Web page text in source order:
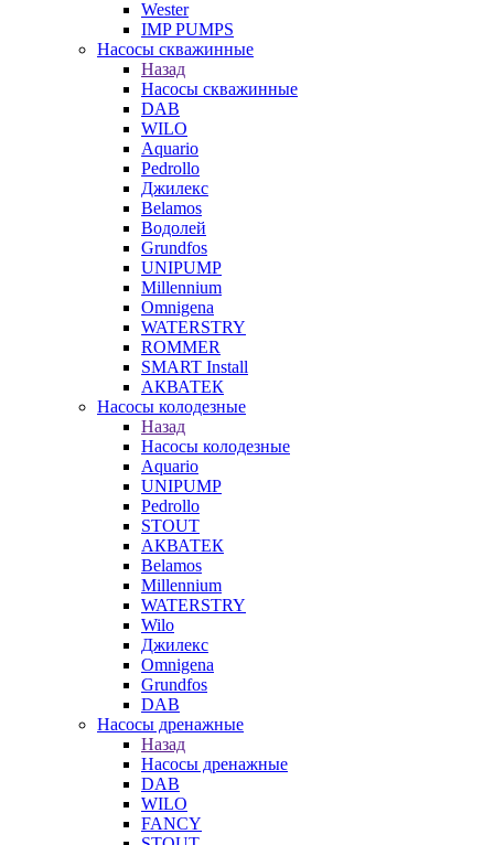
Wester
IMP PUMPS
Насосы скважинные
Назад
Насосы скважинные
DAB
WILO
Aquario
Pedrollo
Джилекс
Belamos
Водолей
Grundfos
UNIPUMP
Millennium
Omnigena
WATERSTRY
ROMMER
SMART Install
АКВАТЕК
Насосы колодезные
Назад
Насосы колодезные
Aquario
UNIPUMP
Pedrollo
STOUT
АКВАТЕК
Belamos
Millennium
WATERSTRY
Wilo
Джилекс
Omnigena
Grundfos
DAB
Насосы дренажные
Назад
Насосы дренажные
DAB
WILO
FANCY